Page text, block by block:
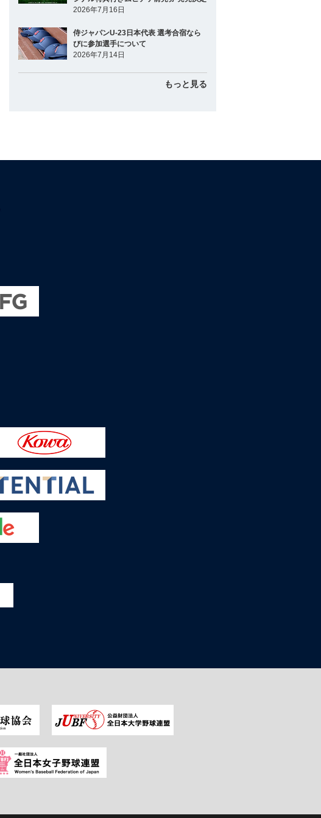
2026年7月16日
侍ジャパンU-23日本代表 選考合宿なら
びに参加選手について
2026年7月14日
もっと見る